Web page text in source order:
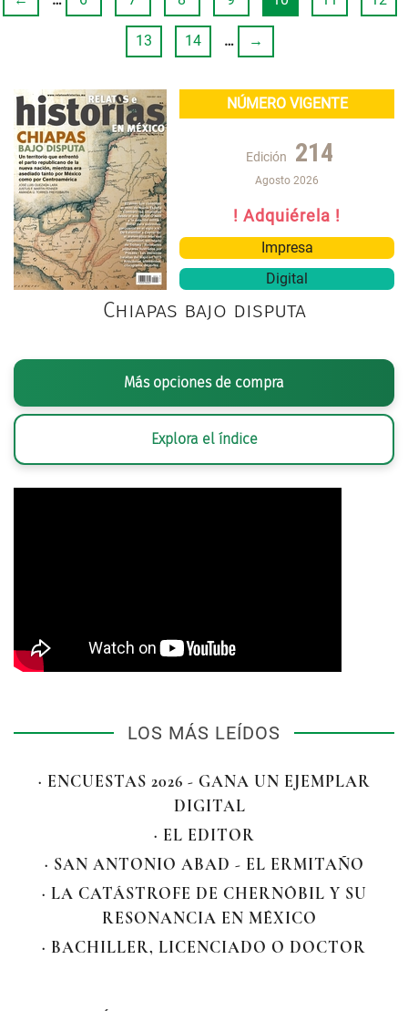
13 14 … →
NÚMERO VIGENTE
Edición 214
Agosto 2026
! Adquiérela !
Impresa
Digital
Chiapas bajo disputa
Más opciones de compra
Explora el índice
LOS MÁS LEÍDOS
· ENCUESTAS 2026 - GANA UN EJEMPLAR
DIGITAL
· EL EDITOR
· SAN ANTONIO ABAD - EL ERMITAÑO
· LA CATÁSTROFE DE CHERNÓBIL Y SU
RESONANCIA EN MÉXICO
· BACHILLER, LICENCIADO O DOCTOR